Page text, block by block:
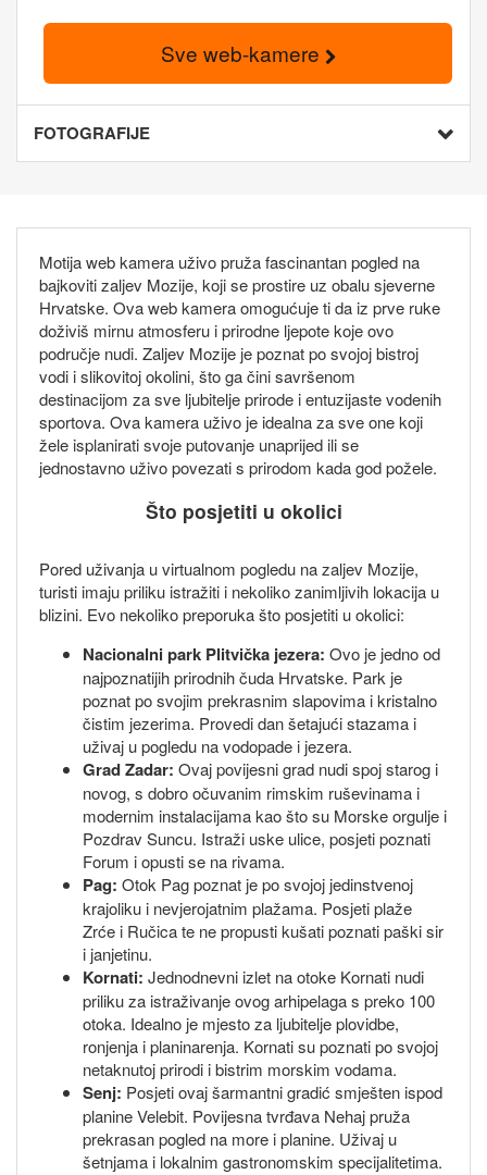
Sve web-kamere
FOTOGRAFIJE
Motija web kamera uživo pruža fascinantan pogled na
bajkoviti zaljev Mozije, koji se prostire uz obalu sjeverne
Hrvatske. Ova web kamera omogućuje ti da iz prve ruke
doživiš mirnu atmosferu i prirodne ljepote koje ovo
područje nudi. Zaljev Mozije je poznat po svojoj bistroj
vodi i slikovitoj okolini, što ga čini savršenom
destinacijom za sve ljubitelje prirode i entuzijaste vodenih
sportova. Ova kamera uživo je idealna za sve one koji
žele isplanirati svoje putovanje unaprijed ili se
jednostavno uživo povezati s prirodom kada god požele.
Što posjetiti u okolici
Pored uživanja u virtualnom pogledu na zaljev Mozije,
turisti imaju priliku istražiti i nekoliko zanimljivih lokacija u
blizini. Evo nekoliko preporuka što posjetiti u okolici:
Nacionalni park Plitvička jezera: Ovo je jedno od
najpoznatijih prirodnih čuda Hrvatske. Park je
poznat po svojim prekrasnim slapovima i kristalno
čistim jezerima. Provedi dan šetajući stazama i
uživaj u pogledu na vodopade i jezera.
Grad Zadar: Ovaj povijesni grad nudi spoj starog i
novog, s dobro očuvanim rimskim ruševinama i
modernim instalacijama kao što su Morske orgulje i
Pozdrav Suncu. Istraži uske ulice, posjeti poznati
Forum i opusti se na rivama.
Pag: Otok Pag poznat je po svojoj jedinstvenoj
krajoliku i nevjerojatnim plažama. Posjeti plaže
Zrće i Ručica te ne propusti kušati poznati paški sir
i janjetinu.
Kornati: Jednodnevni izlet na otoke Kornati nudi
priliku za istraživanje ovog arhipelaga s preko 100
otoka. Idealno je mjesto za ljubitelje plovidbe,
ronjenja i planinarenja. Kornati su poznati po svojoj
netaknutoj prirodi i bistrim morskim vodama.
Senj: Posjeti ovaj šarmantni gradić smješten ispod
planine Velebit. Povijesna tvrđava Nehaj pruža
prekrasan pogled na more i planine. Uživaj u
šetnjama i lokalnim gastronomskim specijalitetima.